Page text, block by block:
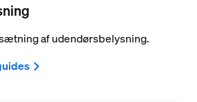
af udendørsbelysning.